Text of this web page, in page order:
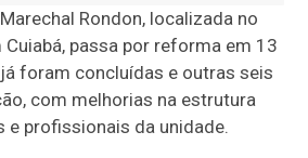
Rondon, localizada no
Cuiabá, passa por reforma em 13
foram concluídas e outras seis
com melhorias na estrutura
e profissionais da unidade.